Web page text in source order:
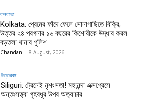
কলকাতা
Kolkata: প্রেমের ফাঁদে ফেলে সোনাগাছিতে বিক্রি;
উত্তর ২৪ পরগনার ১৬ বছরের কিশোরীকে উদ্ধার করল
বড়তলা থানার পুলিশ
Chandan - 8 August, 2026
উত্তরবঙ্গ
Siliguri: ট্রেনেই নৃশংসতা! মহানন্দা এক্সপ্রেসে
অন্তঃসত্ত্বা গৃহবধূর উপর অত্যাচার